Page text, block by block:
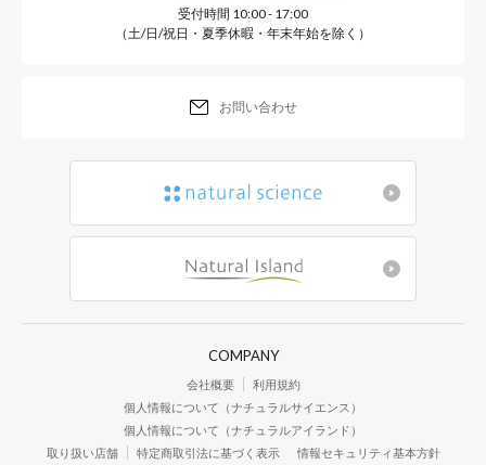
受付時間 10:00 - 17:00
（土/日/祝日・夏季休暇・年末年始を除く）
お問い合わせ
COMPANY
会社概要
利用規約
個人情報について（ナチュラルサイエンス）
個人情報について（ナチュラルアイランド）
取り扱い店舗
特定商取引法に基づく表示 情報セキュリティ基本方針